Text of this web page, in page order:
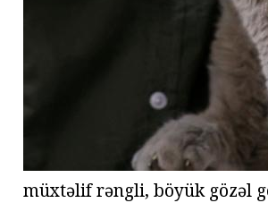
müxtəlif rəngli, böyük gözəl